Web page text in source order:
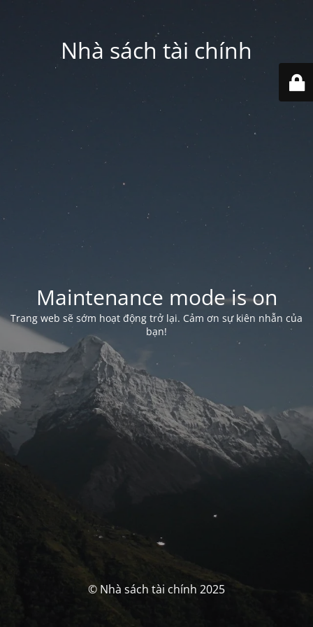
Nhà sách tài chính
Maintenance mode is on
Trang web sẽ sớm hoạt động trở lại. Cảm ơn sự kiên nhẫn của
bạn!
© Nhà sách tài chính 2025